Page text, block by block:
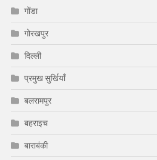
गोंडा
गोरखपुर
दिल्ली
प्रमुख सुर्खियाँ
बलरामपुर
बहराइच
बाराबंकी